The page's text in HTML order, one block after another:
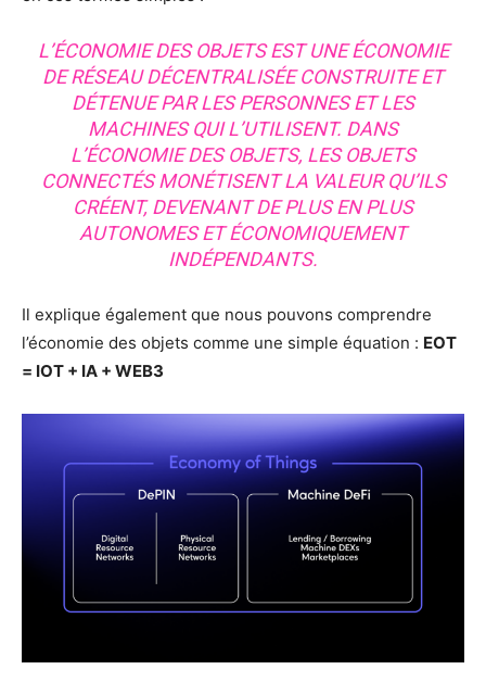
L’ÉCONOMIE DES OBJETS EST UNE ÉCONOMIE
DE RÉSEAU DÉCENTRALISÉE CONSTRUITE ET
DÉTENUE PAR LES PERSONNES ET LES
MACHINES QUI L’UTILISENT. DANS
L’ÉCONOMIE DES OBJETS, LES OBJETS
CONNECTÉS MONÉTISENT LA VALEUR QU’ILS
CRÉENT, DEVENANT DE PLUS EN PLUS
AUTONOMES ET ÉCONOMIQUEMENT
INDÉPENDANTS.
Il explique également que nous pouvons comprendre
l’économie des objets comme une simple équation : EOT
= IOT + IA + WEB3